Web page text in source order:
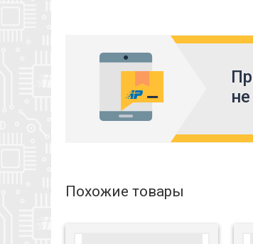
Похожие товары